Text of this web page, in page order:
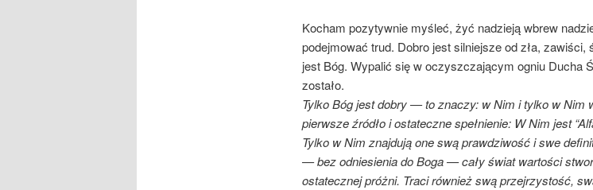
Kocham pozytywnie myśleć, żyć nadzieją wbrew
podejmować trud. Dobro jest silniejsze od zła,
jest Bóg. Wypalić się w oczyszczającym ogniu Ducha
zostało.
Tylko Bóg jest dobry — to znaczy: w Nim i tylko w Nim
pierwsze źródło i ostateczne spełnienie: W Nim jest
Tylko w Nim znajdują one swą prawdziwość i swe
— bez odniesienia do Boga — cały świat wartości
ostatecznej próżni. Traci również swą przejrzystość,